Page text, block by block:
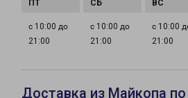
с 10:00 до
21:00
с 10:00 до
21:00
с 10:00
21:00
Доставка из Майкопа